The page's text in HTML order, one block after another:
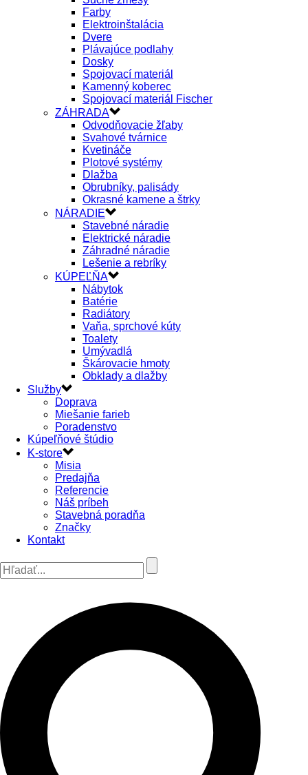
Farby
Elektroinštalácia
Dvere
Plávajúce podlahy
Dosky
Spojovací materiál
Kamenný koberec
Spojovací materiál Fischer
ZÁHRADA
Odvodňovacie žľaby
Svahové tvárnice
Kvetináče
Plotové systémy
Dlažba
Obrubníky, palisády
Okrasné kamene a štrky
NÁRADIE
Stavebné náradie
Elektrické náradie
Záhradné náradie
Lešenie a rebríky
KÚPEĽŇA
Nábytok
Batérie
Radiátory
Vaňa, sprchové kúty
Toalety
Umývadlá
Škárovacie hmoty
Obklady a dlažby
Služby
Doprava
Miešanie farieb
Poradenstvo
Kúpeľňové štúdio
K-store
Misia
Predajňa
Referencie
Náš príbeh
Stavebná poradňa
Značky
Kontakt